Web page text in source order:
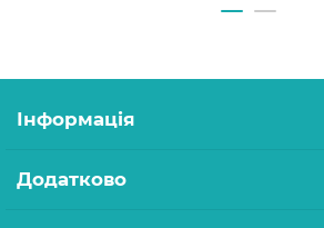
Інформація
Додатково